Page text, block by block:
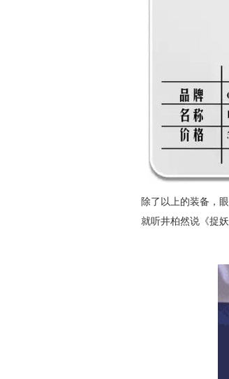
除了以上的装备，
就听井柏然说《捉